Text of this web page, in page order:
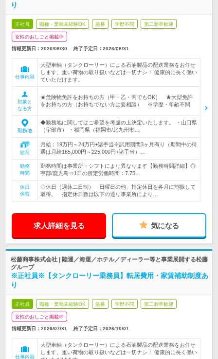
り
正社員 職種・業種未経験OK 急募 学歴不問 第二新卒歓迎
女性のおしごと掲載中
情報更新日：2026/06/30 終了予定日： 2026/08/31
仕事内容
大型車輌（タンクローリー）による石油製品の配送業務をお任せ
します。重い荷物の取り扱いなどは一切ナシ！ 健康的に長く働い
ていただけます。
対象と
なる方
★危険物免許をお持ちの方（甲・乙・丙でもOK） ★大型免許
をお持ちの方（お持ちでない方は要相談） ※学歴・年齢不問
勤務地
◆勤務地に関してはご希望を考慮の上決定いたします。 ・山口県
（宇部市） ・福岡県（福岡市/北九州市…
給与
月給：19万円～24万円+諸手当※試用期間3ヶ月有り（期間中の待
遇は月給185,000円～225,000円+諸手当）…
勤務
時間
勤務時間は事業所・シフトにより異なります【勤務時間詳細】◎
宇部/鹿児島⇒1日の所定労働時間：7.75…
休日
休暇
◇休日（週休二日制） 日曜日の他、指定休日を各月に割振して
取得。 指定休日数は以下の通り事業所により…
求人詳細を見る 気になる
松藤商事株式会社 | 陸運／海運／ホテル／ディーラー等と事業展開する松藤
グループ
※正社員※【タンクローリー乗務員】転居費用・家賃補助制度あ
り
正社員 職種・業種未経験OK 急募 学歴不問 第二新卒歓迎
女性のおしごと掲載中
情報更新日：2026/07/31 終了予定日： 2026/10/01
仕事内容
大型車輌（タンクローリー）による石油製品の配送業務をお任せ
します。重い荷物の取り扱いなどは一切ナシ！ 健康的に長く働い